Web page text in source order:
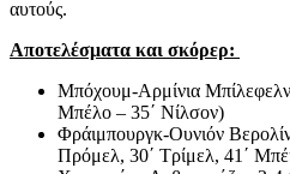
αυτούς.
Αποτελέσματα και σκόρερ:
Μπόχουμ-Αρμίνια
Μπέλο – 35΄ Νίλσον)
Φράιμπουργκ-Ουνιόν
Πρόμελ, 30΄ Τρίμελ, 41΄